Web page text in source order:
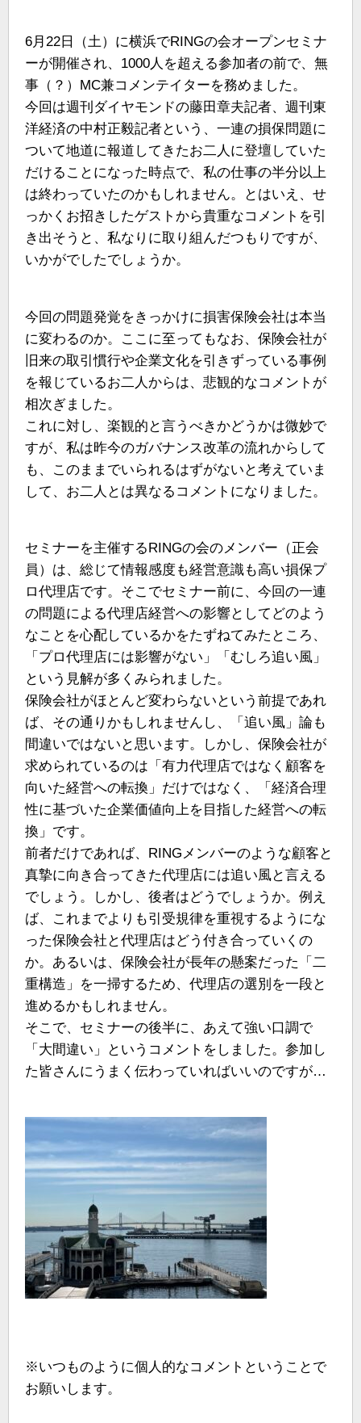
6月22日（土）に横浜でRINGの会オープンセミナ
ーが開催され、1000人を超える参加者の前で、無
事（？）MC兼コメンテイターを務めました。
今回は週刊ダイヤモンドの藤田章夫記者、週刊東
洋経済の中村正毅記者という、一連の損保問題に
ついて地道に報道してきたお二人に登壇していた
だけることになった時点で、私の仕事の半分以上
は終わっていたのかもしれません。とはいえ、せ
っかくお招きしたゲストから貴重なコメントを引
き出そうと、私なりに取り組んだつもりですが、
いかがでしたでしょうか。
今回の問題発覚をきっかけに損害保険会社は本当
に変わるのか。ここに至ってもなお、保険会社が
旧来の取引慣行や企業文化を引きずっている事例
を報じているお二人からは、悲観的なコメントが
相次ぎました。
これに対し、楽観的と言うべきかどうかは微妙で
すが、私は昨今のガバナンス改革の流れからして
も、このままでいられるはずがないと考えていま
して、お二人とは異なるコメントになりました。
セミナーを主催するRINGの会のメンバー（正会
員）は、総じて情報感度も経営意識も高い損保プ
ロ代理店です。そこでセミナー前に、今回の一連
の問題による代理店経営への影響としてどのよう
なことを心配しているかをたずねてみたところ、
「プロ代理店には影響がない」「むしろ追い風」
という見解が多くみられました。
保険会社がほとんど変わらないという前提であれ
ば、その通りかもしれませんし、「追い風」論も
間違いではないと思います。しかし、保険会社が
求められているのは「有力代理店ではなく顧客を
向いた経営への転換」だけではなく、「経済合理
性に基づいた企業価値向上を目指した経営への転
換」です。
前者だけであれば、RINGメンバーのような顧客と
真摯に向き合ってきた代理店には追い風と言える
でしょう。しかし、後者はどうでしょうか。例え
ば、これまでよりも引受規律を重視するようにな
った保険会社と代理店はどう付き合っていくの
か。あるいは、保険会社が長年の懸案だった「二
重構造」を一掃するため、代理店の選別を一段と
進めるかもしれません。
そこで、セミナーの後半に、あえて強い口調で
「大間違い」というコメントをしました。参加し
た皆さんにうまく伝わっていればいいのですが…
※いつものように個人的なコメントということで
お願いします。